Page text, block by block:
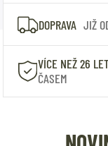
DOPRAVA JIŽ
VÍCE NEŽ 26
ČASEM